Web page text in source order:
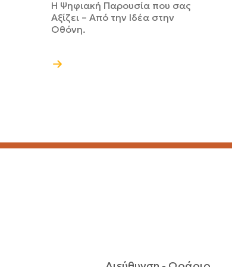
Η Ψηφιακή Παρουσία που σας
Αξίζει – Από την Ιδέα στην
Οθόνη.